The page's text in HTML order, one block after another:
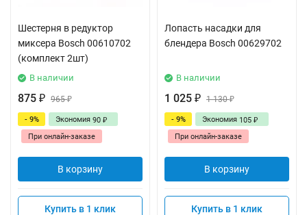
Шестерня в редуктор
миксера Bosch 00610702
(комплект 2шт)
В наличии
875 ₽ 965₽
- 9% Экономия 90 ₽
При онлайн-заказе
В корзину
Купить в 1 клик
Лопасть насадки для
блендера Bosch 00629702
В наличии
1 025 ₽ 1 130₽
- 9% Экономия 105 ₽
При онлайн-заказе
В корзину
Купить в 1 клик